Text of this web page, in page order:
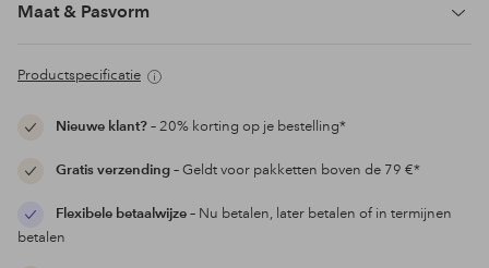
Maat & Pasvorm
Productspecificatie
Nieuwe klant?– 20% korting op je bestelling*
Gratis verzending– Geldt voor pakketten boven de 79 €*
Flexibele betaalwijze– Nu betalen, later betalen of in termijnen
betalen